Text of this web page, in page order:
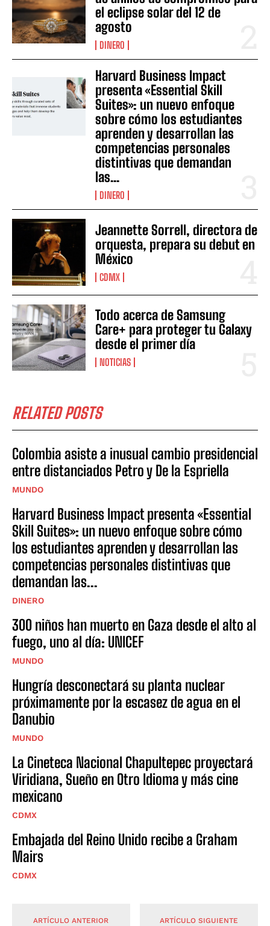
el eclipse solar del 12 de
agosto
DINERO
Harvard Business Impact
presenta «Essential Skill
Suites»: un nuevo enfoque
sobre cómo los estudiantes
aprenden y desarrollan las
competencias personales
distintivas que demandan
las...
DINERO
Jeannette Sorrell, directora de
orquesta, prepara su debut en
México
CDMX
Todo acerca de Samsung
Care+ para proteger tu Galaxy
desde el primer día
NOTICIAS
RELATED POSTS
Colombia asiste a inusual cambio presidencial
entre distanciados Petro y De la Espriella
MUNDO
Harvard Business Impact presenta «Essential
Skill Suites»: un nuevo enfoque sobre cómo
los estudiantes aprenden y desarrollan las
competencias personales distintivas que
demandan las...
DINERO
300 niños han muerto en Gaza desde el alto al
fuego, uno al día: UNICEF
MUNDO
Hungría desconectará su planta nuclear
próximamente por la escasez de agua en el
Danubio
MUNDO
La Cineteca Nacional Chapultepec proyectará
Viridiana, Sueño en Otro Idioma y más cine
mexicano
CDMX
Embajada del Reino Unido recibe a Graham
Mairs
CDMX
ARTÍCULO ANTERIOR ARTÍCULO SIGUIENTE